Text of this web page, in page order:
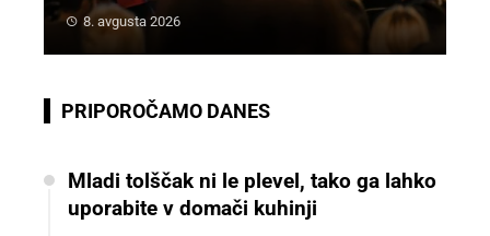
8. avgusta 2026
PRIPOROČAMO DANES
Mladi tolščak ni le plevel, tako ga lahko
uporabite v domači kuhinji